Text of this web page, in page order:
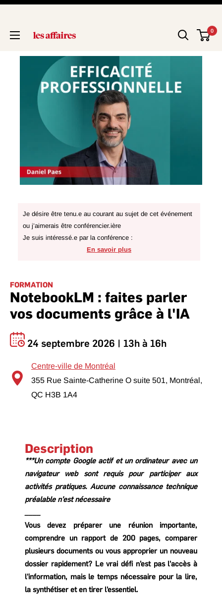
0
Je désire être tenu.e au courant au sujet de cet événement
ou j’aimerais être conférencier.ière
Je suis intéressé.e par la conférence :
En savoir plus
FORMATION
NotebookLM : faites parler
vos documents grâce à l'IA
24 septembre 2026 | 13h à 16h
Centre-ville de Montréal
355 Rue Sainte-Catherine O suite 501, Montréal,
QC H3B 1A4
Description
***Un compte Google actif et un ordinateur avec un
navigateur web sont requis pour participer aux
activités pratiques. Aucune connaissance technique
préalable n’est nécessaire
Vous devez préparer une réunion importante,
comprendre un rapport de 200 pages, comparer
plusieurs documents ou vous approprier un nouveau
dossier rapidement? Le vrai défi n'est pas l'accès à
l'information, mais le temps nécessaire pour la lire,
la synthétiser et en tirer l'essentiel.